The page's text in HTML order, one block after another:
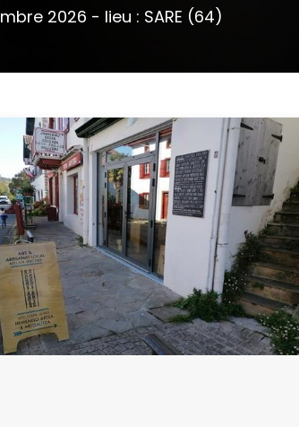
2026 - lieu : SARE (64)